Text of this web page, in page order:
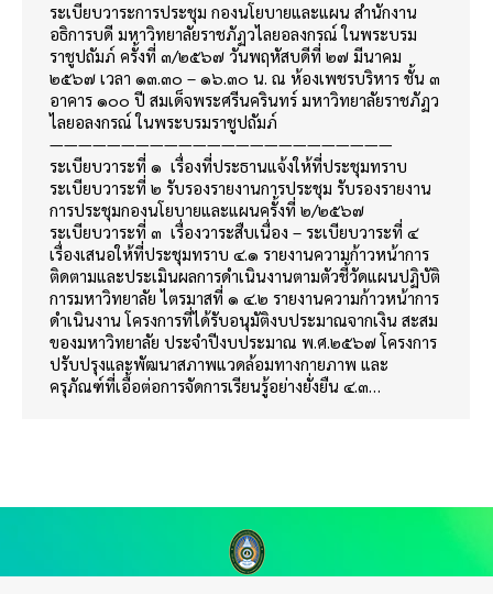
ระเบียบวาระการประชุม กองนโยบายและแผน สำนักงาน
อธิการบดี มหาวิทยาลัยราชภัฏวไลยอลงกรณ์ ในพระบรม
ราชูปถัมภ์ ครั้งที่ ๓/๒๕๖๗ วันพฤหัสบดีที่ ๒๗ มีนาคม
๒๕๖๗ เวลา ๑๓.๓๐ – ๑๖.๓๐ น. ณ ห้องเพชรบริหาร ชั้น ๓
อาคาร ๑๐๐ ปี สมเด็จพระศรีนครินทร์ มหาวิทยาลัยราชภัฏว
ไลยอลงกรณ์ ในพระบรมราชูปถัมภ์
————————————————————————
ระเบียบวาระที่ ๑ เรื่องที่ประธานแจ้งให้ที่ประชุมทราบ
ระเบียบวาระที่ ๒ รับรองรายงานการประชุม รับรองรายงาน
การประชุมกองนโยบายและแผนครั้งที่ ๒/๒๕๖๗
ระเบียบวาระที่ ๓ เรื่องวาระสืบเนื่อง – ระเบียบวาระที่ ๔
เรื่องเสนอให้ที่ประชุมทราบ ๔.๑ รายงานความก้าวหน้าการ
ติดตามและประเมินผลการดำเนินงานตามตัวชี้วัดแผนปฏิบัติ
การมหาวิทยาลัย ไตรมาสที่ ๑ ๔.๒ รายงานความก้าวหน้าการ
ดำเนินงาน โครงการที่ได้รับอนุมัติงบประมาณจากเงิน สะสม
ของมหาวิทยาลัย ประจำปีงบประมาณ พ.ศ.๒๕๖๗ โครงการ
ปรับปรุงและพัฒนาสภาพแวดล้อมทางกายภาพ และ
ครุภัณฑ์ที่เอื้อต่อการจัดการเรียนรู้อย่างยั่งยืน ๔.๓…